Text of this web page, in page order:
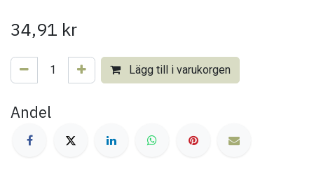
34,91 kr
Lägg till i varukorgen
Andel